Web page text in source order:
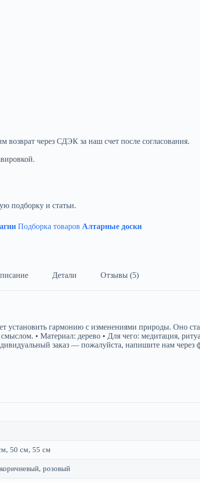
через СДЭК за наш счет после согласования.
подборку и статьи.
Подборка товаров Алтарные доски
Детали Отзывы (5)
установить гармонию с изменениями природы. Оно
• Материал: дерево • Для чего: медитация,
заказ — пожалуйста, напишите нам через
50 см, 55 см
розовый